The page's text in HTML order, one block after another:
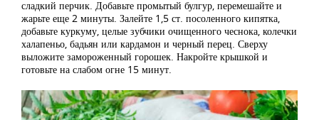
сладкий перчик. Добавьте промытый булгур, перемешайте и
жарьте еще 2 минуты. Залейте 1,5 ст. посоленного кипятка,
добавьте куркуму, целые зубчики очищенного чеснока, колечки
халапеньо, бадьян или кардамон и черный перец. Сверху
выложите замороженный горошек. Накройте крышкой и
готовьте на слабом огне 15 минут.